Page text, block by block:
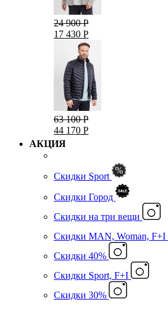
24 900 Р
17 430 Р
63 100 Р
44 170 Р
АКЦИЯ
Скидки Sport
Скидки Город
Cкидки на три вещи
Скидки MAN, Woman, F+I
Скидки 40%
Скидки Sport, F+I
Скидки 30%